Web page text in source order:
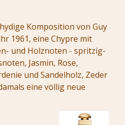
Komposition von Guy
1961, eine Chypre mit
und Holznoten - spritzig-
Jasmin, Rose,
und Sandelholz, Zeder
eine völlig neue